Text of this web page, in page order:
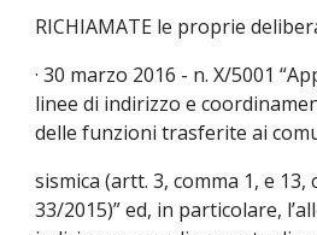
RICHIAMATE le proprie
· 30 marzo 2016 - n. X/5001
linee di indirizzo e
delle funzioni trasferite ai
sismica (artt. 3, comma 1, e 13,
33/2015)” ed, in particolare,